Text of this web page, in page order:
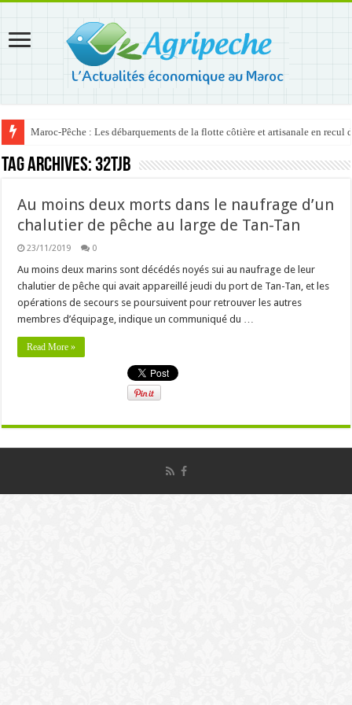
Maroc-Pêche : Les débarquements de la flotte côtière et artisanale en recul
Tag Archives:32TJB
Au moins deux morts dans le naufrage d’un
chalutier de pêche au large de Tan-Tan
23/11/2019 0
Au moins deux marins sont décédés noyés sui au naufrage de leur
chalutier de pêche qui avait appareillé jeudi du port de Tan-Tan, et les
opérations de secours se poursuivent pour retrouver les autres
membres d’équipage, indique un communiqué du …
Read More »